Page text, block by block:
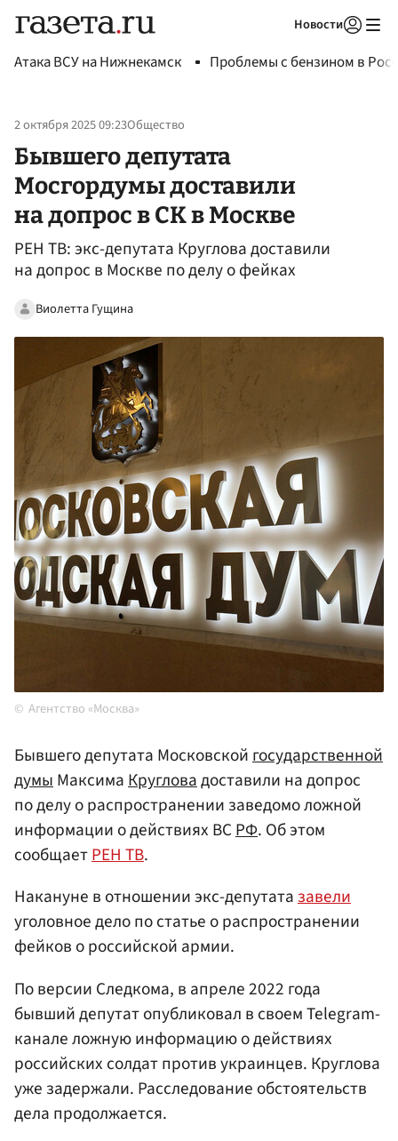
Новости
Атака ВСУ на Нижнекамск Проблемы с бензином в
2 октября 2025 09:23Общество
Бывшего депутата
Мосгордумы доставили
на допрос в СК в Москве
РЕН ТВ: экс-депутата Круглова доставили
на допрос в Москве по делу о фейках
Виолетта Гущина
Агентство «Москва»
Бывшего депутата Московскойгосударственной
думыМаксимаКругловадоставили на допрос
по делу о распространении заведомо ложной
информации о действиях ВСРФ. Об этом
сообщаетРЕН ТВ.
Накануне в отношении экс-депутатазавели
уголовное дело по статье о распространении
фейков о российской армии.
По версии Следкома, в апреле 2022 года
бывший депутат опубликовал в своем Telegram-
канале ложную информацию о действиях
российских солдат против украинцев. Круглова
уже задержали. Расследование обстоятельств
дела продолжается.